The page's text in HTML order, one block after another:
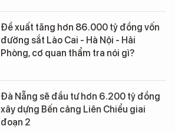
Đề xuất tăng hơn 86.000 tỷ đồng vốn
đường sắt Lào Cai - Hà Nội - Hải
Phòng, cơ quan thẩm tra nói gì?
Đà Nẵng sẽ đầu tư hơn 6.200 tỷ đồng
xây dựng Bến cảng Liên Chiểu giai
đoạn 2